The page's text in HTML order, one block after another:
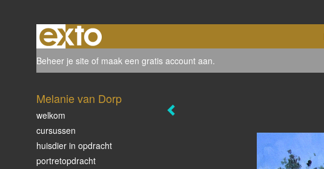
Beheer je site of maak een gratis account aan.
Melanie van Dorp
welkom
cursussen
huisdier in opdracht
portretopdracht